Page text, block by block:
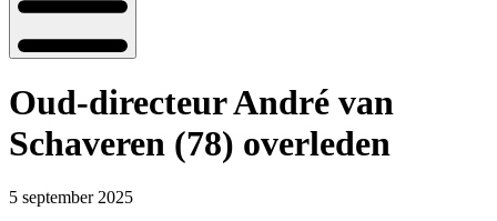
Oud-directeur André van
Schaveren (78) overleden
5 september 2025